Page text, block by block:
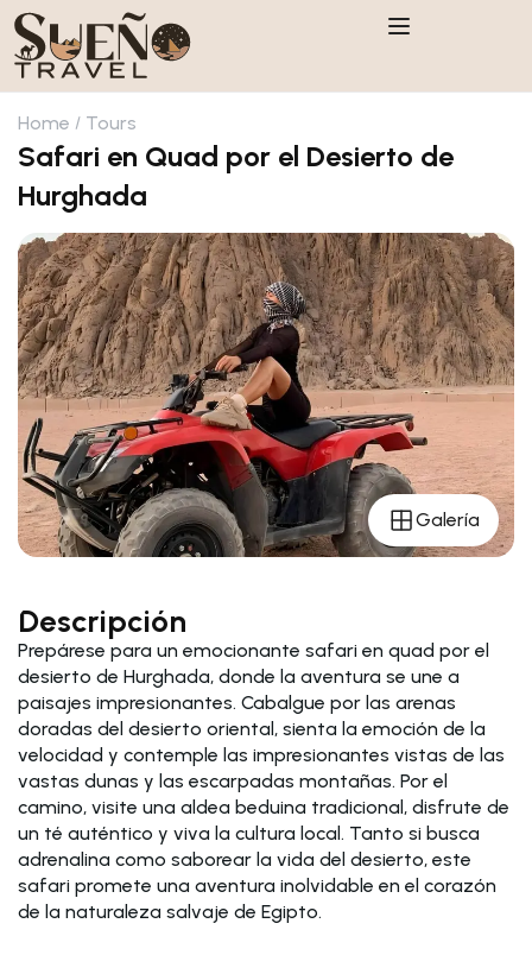
Home Tours
Safari en Quad por el Desierto de
Hurghada
Galería
Descripción
Prepárese para un emocionante safari en quad por el
desierto de Hurghada, donde la aventura se une a
paisajes impresionantes. Cabalgue por las arenas
doradas del desierto oriental, sienta la emoción de la
velocidad y contemple las impresionantes vistas de las
vastas dunas y las escarpadas montañas. Por el
camino, visite una aldea beduina tradicional, disfrute de
un té auténtico y viva la cultura local. Tanto si busca
adrenalina como saborear la vida del desierto, este
safari promete una aventura inolvidable en el corazón
de la naturaleza salvaje de Egipto.